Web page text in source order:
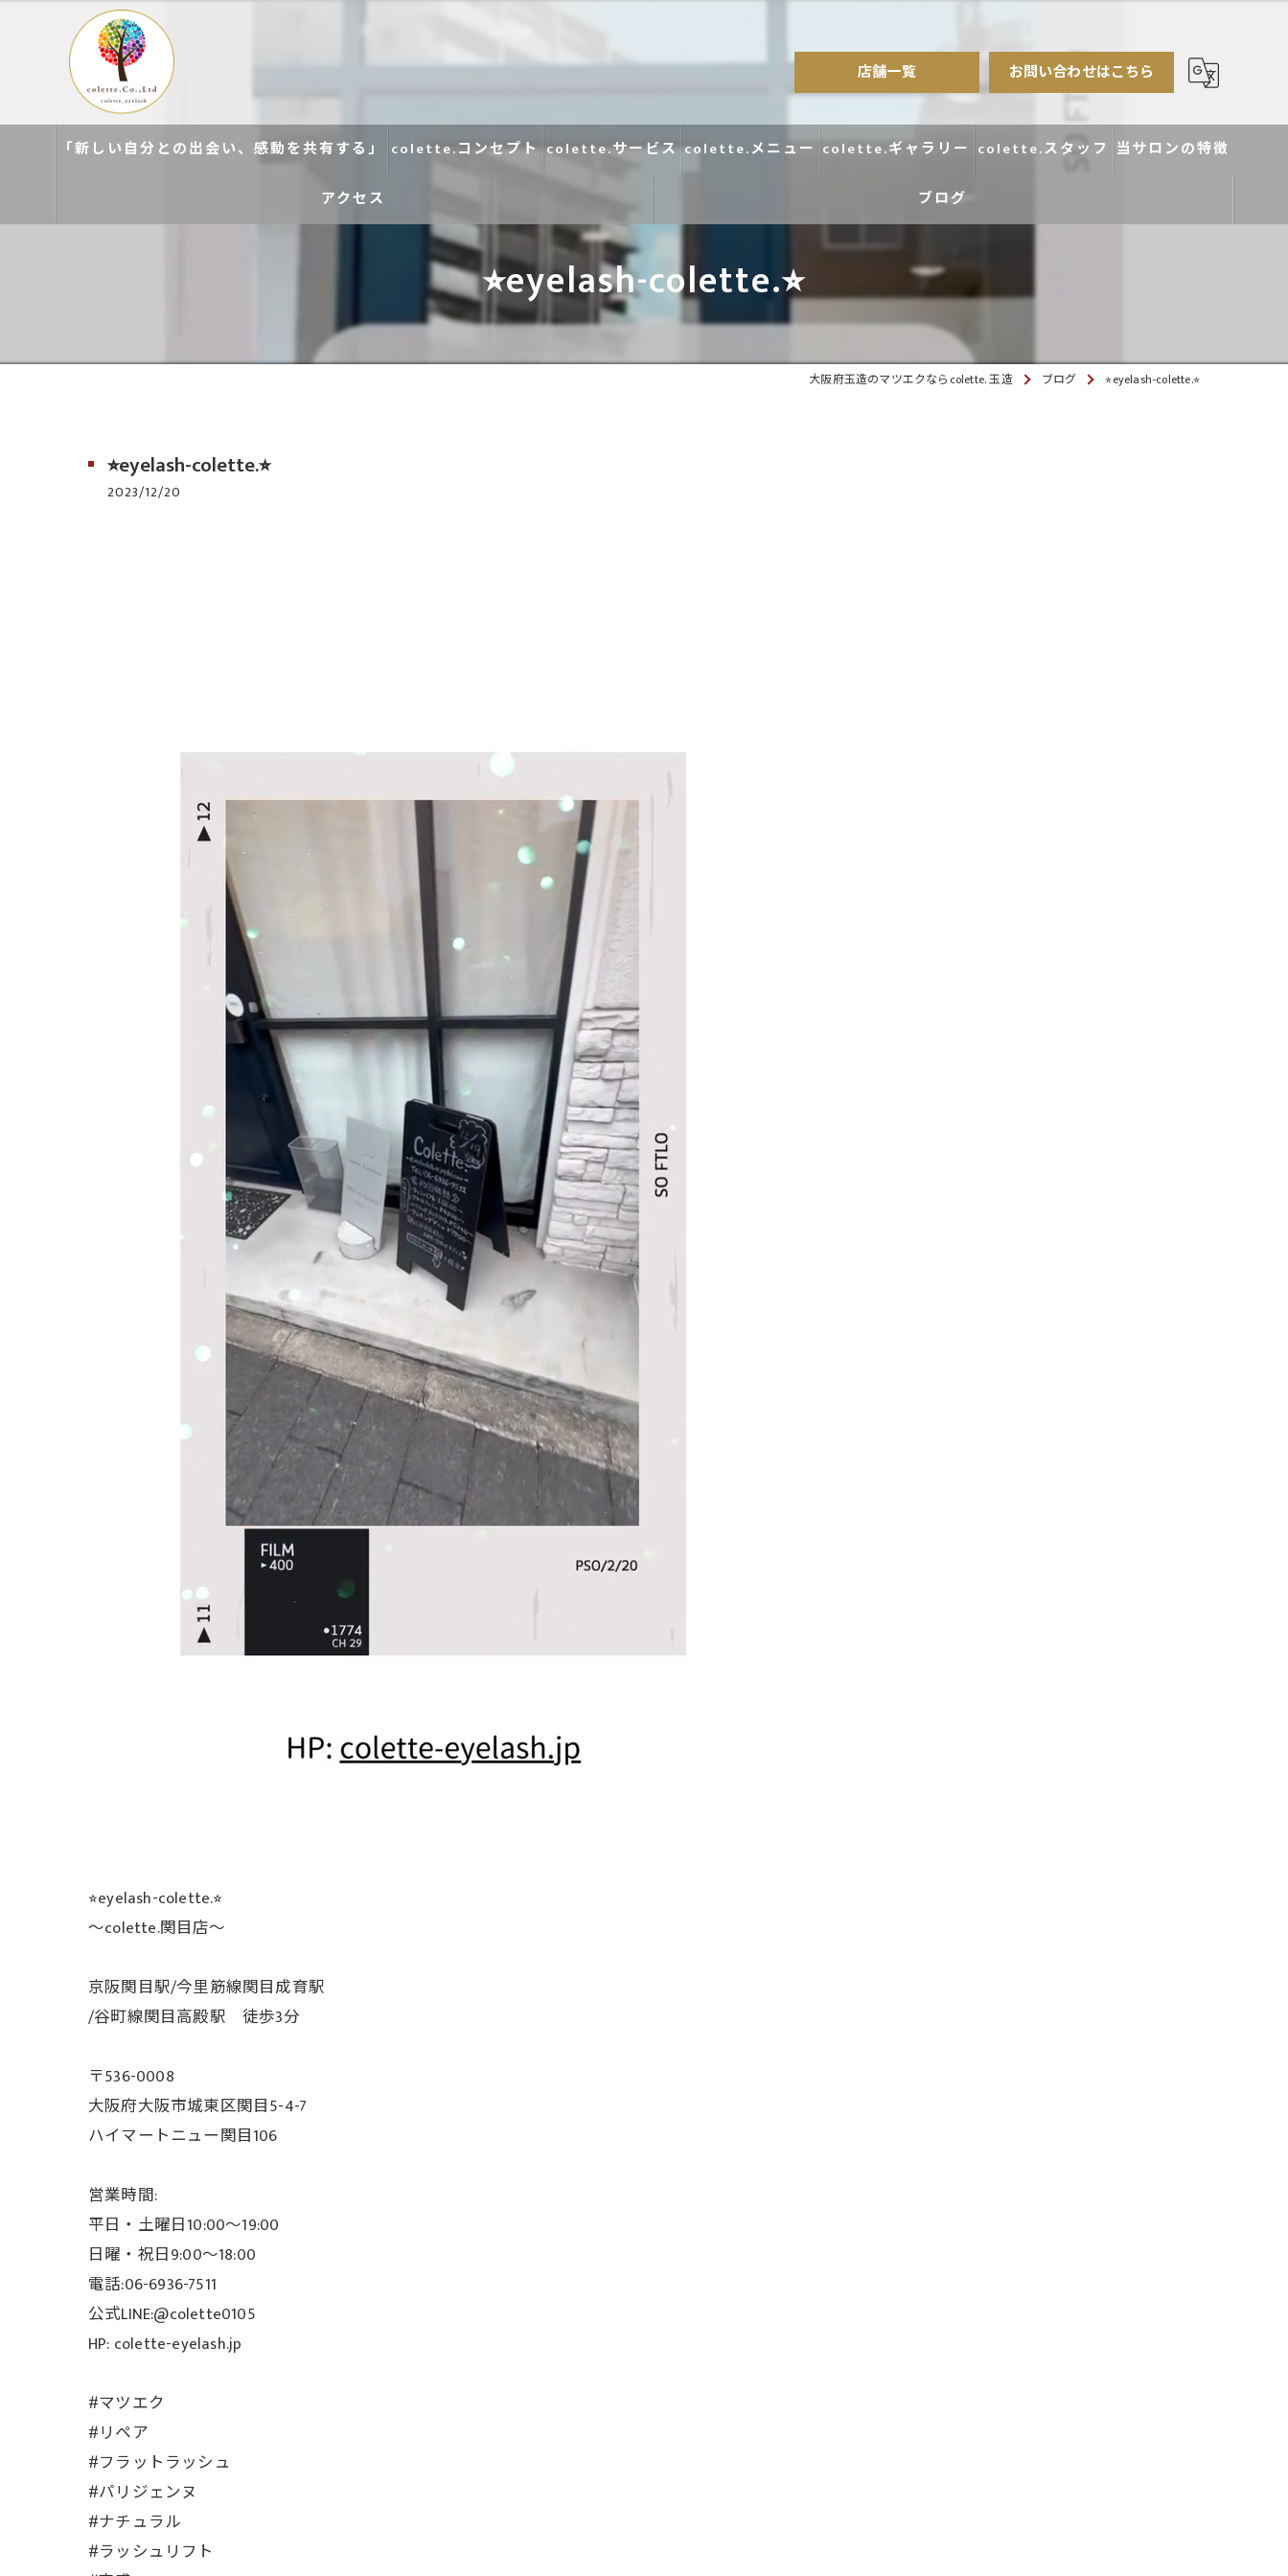
店舗一覧 お問い合わせはこちら
「新しい自分との出会い、感動を共有する」 colette.コンセプト colette.サービス colette.メニュー colette.ギャラリー colette.スタッフ 当サロンの特徴
アクセス ブログ
コラム
⭐︎eyelash-colette.⭐︎
大阪府玉造のマツエクならcolette. 玉造 ブログ ⭐︎eyelash-colette.⭐︎
⭐︎eyelash-colette.⭐︎
2023/12/20
⭐︎eyelash-colette.⭐︎
〜colette.関目店〜
京阪関目駅/今里筋線関目成育駅
/谷町線関目高殿駅 徒歩3分
〒536-0008
大阪府大阪市城東区関目5-4-7
ハイマートニュー関目106
営業時間:
平日・土曜日10:00〜19:00
日曜・祝日9:00〜18:00
電話:06-6936-7511
公式LINE:@colette0105
HP: colette-eyelash.jp
#マツエク
#リペア
#フラットラッシュ
#パリジェンヌ
#ナチュラル
#ラッシュリフト